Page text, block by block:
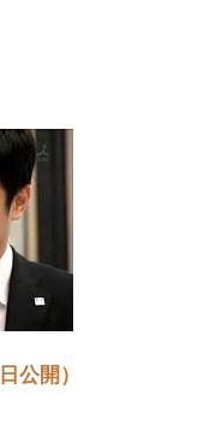
公開）